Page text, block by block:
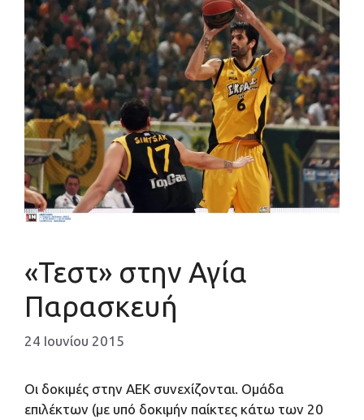
«Τεστ» στην Αγία
Παρασκευή
24 Ιουνίου 2015
Oι δοκιμές στην ΑΕΚ συνεχίζονται. Ομάδα
επιλέκτων (με υπό δοκιμήν παίκτες κάτω των 20